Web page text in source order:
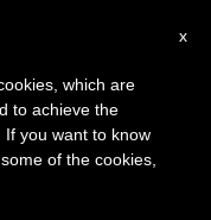
بيان
x
which are
to achieve the
If you want to know
of the cookies,